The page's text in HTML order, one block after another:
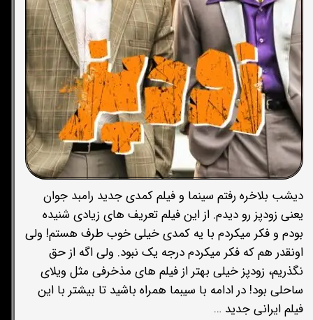
دیشب بلاخره رفتم سینما و فیلم کمدی جدید رامبد جوان
یعنی زودپز رو دیدم. از این فیلم تعریف های زیادی شنیده
بودم و فکر میکردم با یه کمدی خیلی خوب طرف هستم! ولی
اونقدر هم که فکر میکردم درجه یک نبود. ولی اگه از حق
نگذریم، زودپز خیلی بهتر از فیلم های مذخرفی مثل ویلای
ساحلی بود! در ادامه با سیبما همراه باشید تا بیشتر با این
فیلم ایرانی جدید …